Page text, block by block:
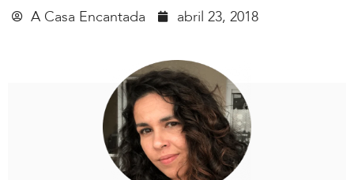
A Casa Encantada
abril 23, 2018